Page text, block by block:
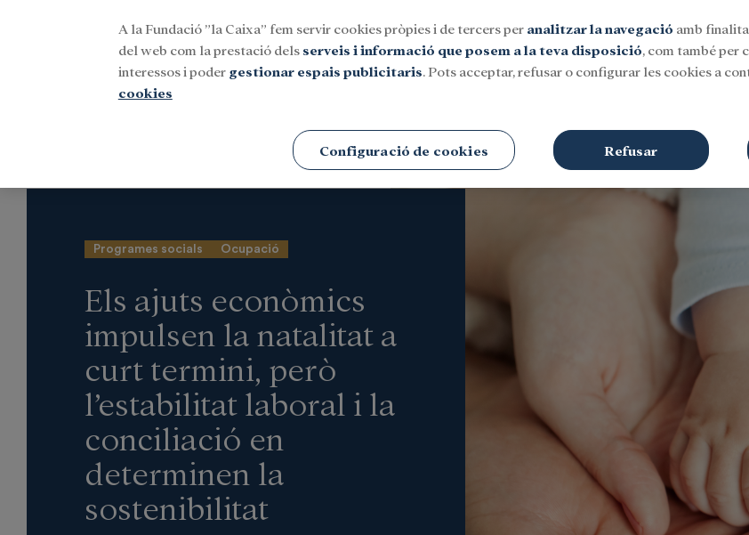
Programes socials Ocupació
Els ajuts econòmics
impulsen la natalitat a
curt termini, però
l’estabilitat laboral i la
conciliació en
determinen la
sostenibilitat
A la Fundació ”la Caixa” fem servir cookies pròpies i de tercers per analitzar la navegació amb
del web com la prestació dels serveis i informació que posem a la teva disposició, com també per
interessos i poder gestionar espais publicitaris. Pots acceptar, refusar o configurar les cookies a
cookies
Configuració de cookies Refusar